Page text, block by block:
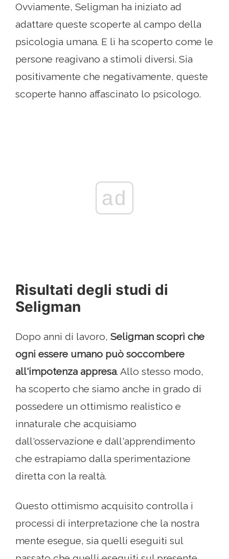
Ovviamente, Seligman ha iniziato ad
adattare queste scoperte al campo della
psicologia umana. E lì ha scoperto come le
persone reagivano a stimoli diversi. Sia
positivamente che negativamente, queste
scoperte hanno affascinato lo psicologo.
ad
Risultati degli studi di
Seligman
Dopo anni di lavoro, Seligman scoprì che
ogni essere umano può soccombere
all'impotenza appresa. Allo stesso modo,
ha scoperto che siamo anche in grado di
possedere un ottimismo realistico e
innaturale che acquisiamo
dall'osservazione e dall'apprendimento
che estrapiamo dalla sperimentazione
diretta con la realtà.
Questo ottimismo acquisito controlla i
processi di interpretazione che la nostra
mente esegue, sia quelli eseguiti sul